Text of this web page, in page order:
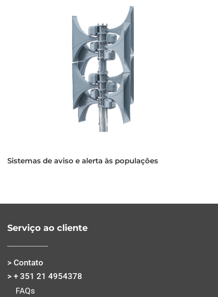
Sistemas de aviso e alerta às populações
Serviço ao cliente
> Contato
> + 351 21 4954378
FAQs